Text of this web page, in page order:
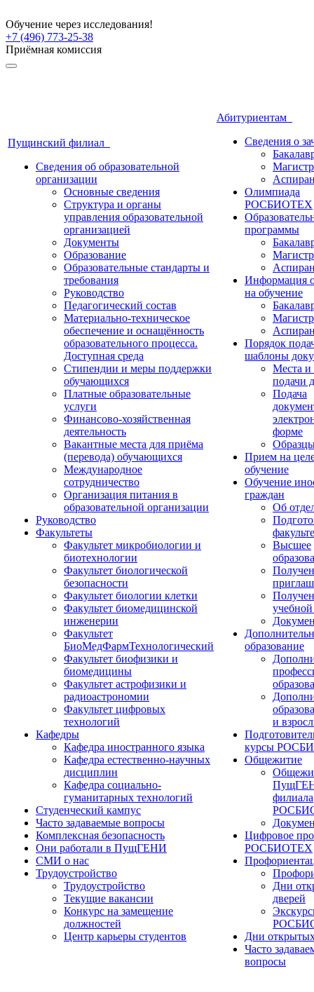
Обучение через исследования!
+7 (496) 773-25-38
Приёмная комиссия
Пущинский филиал
Сведения об образовательной
организации
Основные сведения
Структура и органы
управления образовательной
организацией
Документы
Образование
Образовательные стандарты и
требования
Руководство
Педагогический состав
Материально-техническое
обеспечение и оснащённость
образовательного процесса.
Доступная среда
Стипендии и меры поддержки
обучающихся
Платные образовательные
услуги
Финансово-хозяйственная
деятельность
Вакантные места для приёма
(перевода) обучающихся
Международное
сотрудничество
Организация питания в
образовательной организации
Руководство
Факультеты
Факультет микробиологии и
биотехнологии
Факультет биологической
безопасности
Факультет биологии клетки
Факультет биомедицинской
инженерии
Факультет
БиоМедФармТехнологический
Факультет биофизики и
биомедицины
Факультет астрофизики и
радиоастрономии
Факультет цифровых
технологий
Кафедры
Кафедра иностранного языка
Кафедра естественно-научных
дисциплин
Кафедра социально-
гуманитарных технологий
Студенческий кампус
Часто задаваемые вопросы
Комплексная безопасность
Они работали в ПущГЕНИ
СМИ о нас
Трудоустройство
Трудоустройство
Текущие вакансии
Конкурс на замещение
должностей
Центр карьеры студентов
Абитуриентам
Сведения о
Олимпиада
РОСБИОТЕХ
программы
Информация
на обучение
Порядок
шаблоны
Места и
подачи
Подача
форме
Прием на
обучение
Обучение
граждан
Об
Высшее
образование
и
курсы
Общежитие
филиала
Цифровое
РОСБИОТЕХ
Дни
дверей
Дни
Часто
вопросы